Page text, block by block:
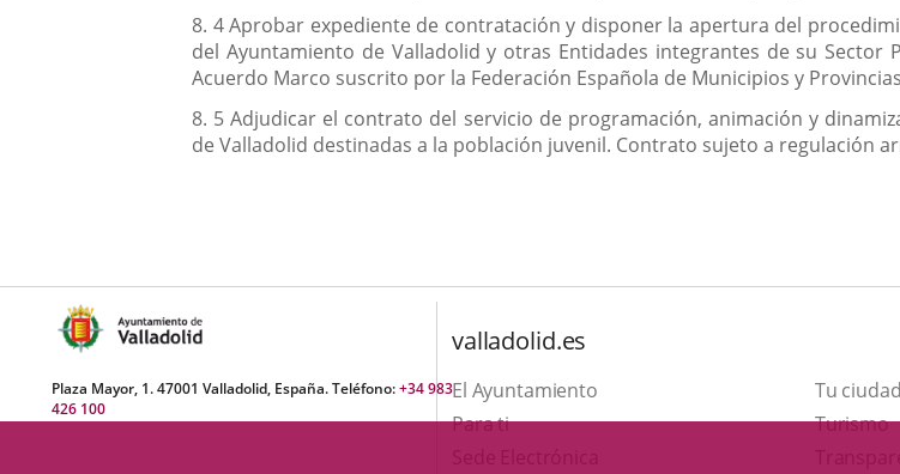
8. 4 Aprobar expediente de contratación y disponer la apertura del
del Ayuntamiento de Valladolid y otras Entidades integrantes de su
Acuerdo Marco suscrito por la Federación Española de Municipios y
8. 5 Adjudicar el contrato del servicio de programación, animación y
de Valladolid destinadas a la población juvenil. Contrato sujeto a regulación
Plaza Mayor, 1. 47001 Valladolid, España. Teléfono:+34 983
426 100
valladolid.es
El Ayuntamiento
Tu ciudad
Para ti
Turismo